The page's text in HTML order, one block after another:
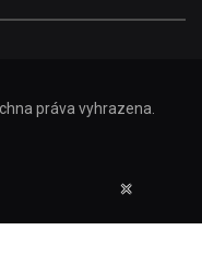
práva vyhrazena.